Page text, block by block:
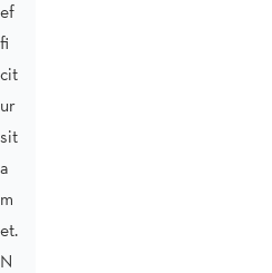
ef
fi
cit
ur
sit
a
m
et.
N